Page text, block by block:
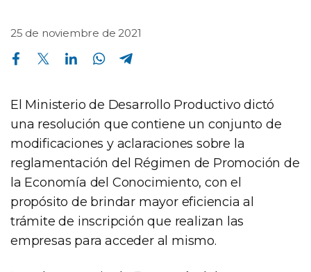
25 de noviembre de 2021
Compartir en Facebook Compartir en Twitter Compartir en Linkedin Compartir en Whatsapp
El Ministerio de Desarrollo Productivo dictó
una resolución que contiene un conjunto de
modificaciones y aclaraciones sobre la
reglamentación del Régimen de Promoción de
la Economía del Conocimiento, con el
propósito de brindar mayor eficiencia al
trámite de inscripción que realizan las
empresas para acceder al mismo.